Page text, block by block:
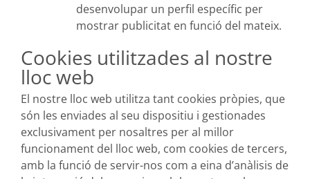
desenvolupar un perfil específic per
mostrar publicitat en funció del mateix.
Cookies utilitzades al nostre
lloc web
El nostre lloc web utilitza tant cookies pròpies, que
són les enviades al seu dispositiu i gestionades
exclusivament per nosaltres per al millor
funcionament del lloc web, com cookies de tercers,
amb la funció de servir-nos com a eina d’anàlisis de